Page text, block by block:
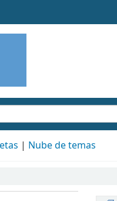
Nube de temas